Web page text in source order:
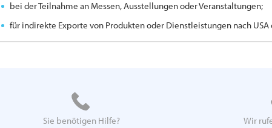
bei der Teilnahme an Messen, Ausstellungen oder Veranstaltungen;
für indirekte Exporte von Produkten oder Dienstleistungen nach USA
Sie benötigen Hilfe? Wir